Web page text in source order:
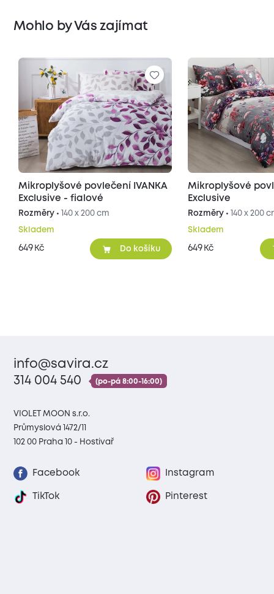
Mohlo by Vás zajímat
Mikroplyšové povlečení IVANKA
Exclusive - fialové
Rozměry • 140 x 200 cm
Skladem
649 Kč Do košíku
Mikroplyšové
Exclusive
Rozměry • 140 x 200
Skladem
649 Kč
info@savira.cz
314 004 540
(po-pá 8:00-16:00)
VIOLET MOON s.r.o.
Průmyslová 1472/11
102 00 Praha 10 - Hostivař
Facebook Instagram
TikTok Pinterest